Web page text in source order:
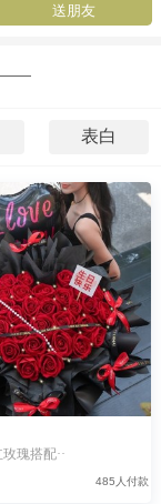
送朋友
表白
瑰搭配··
485人付款